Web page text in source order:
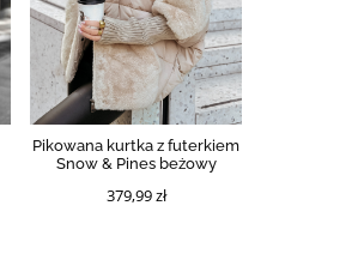
Pikowana kurtka z futerkiem
Snow & Pines beżowy
379,99 zł